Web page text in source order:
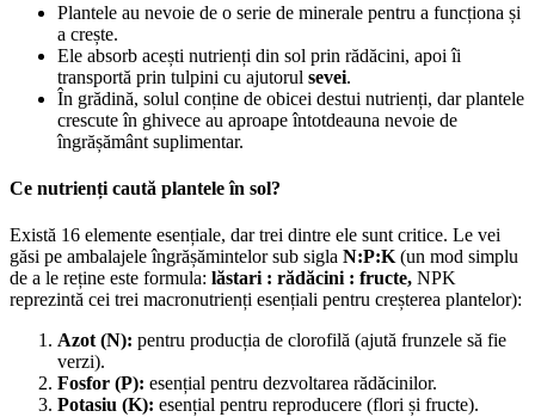
Plantele au nevoie de o serie de minerale pentru a funcționa și
a crește.
Ele absorb acești nutrienți din sol prin rădăcini, apoi îi
transportă prin tulpini cu ajutorul sevei.
În grădină, solul conține de obicei destui nutrienți, dar plantele
crescute în ghivece au aproape întotdeauna nevoie de
îngrășământ suplimentar.
Ce nutrienți caută plantele în sol?
Există 16 elemente esențiale, dar trei dintre ele sunt critice. Le vei
găsi pe ambalajele îngrășămintelor sub sigla N:P:K (un mod simplu
de a le reține este formula: lăstari : rădăcini : fructe, NPK
reprezintă cei trei macronutrienți esențiali pentru creșterea plantelor):
Azot (N): pentru producția de clorofilă (ajută frunzele să fie
verzi).
Fosfor (P): esențial pentru dezvoltarea rădăcinilor.
Potasiu (K): esențial pentru reproducere (flori și fructe).